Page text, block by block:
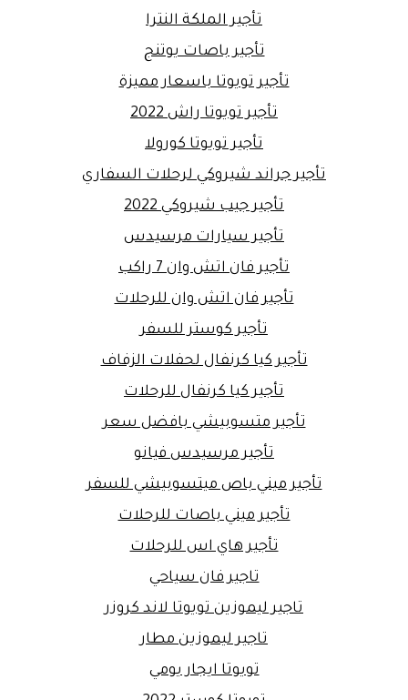
تأجير الملكة النترا
تأجير باصات يوتنج
تأجير تويوتا باسعار مميزة
تأجير تويوتا راش 2022
تأجير تويوتا كورولا
تأجير جراند شيروكي لرحلات السفاري
تأجير جيب شيروكي 2022
تأجير سيارات مرسيدس
تأجير فان اتش وان 7 راكب
تأجير فان اتش وان للرحلات
تأجير كوستر للسفر
تأجير كيا كرنفال لحفلات الزفاف
تأجير كيا كرنفال للرحلات
تأجير متسوبيشي بافضل سعر
تأجير مرسيدس فيانو
تأجير ميني باص ميتسوبيشي للسفر
تأجير ميني باصات للرحلات
تأجير هاي اس للرحلات
تاجير فان سياحي
تاجير ليموزين تويوتا لاند كروزر
تاجير ليموزين مطار
تويوتا ايجار يومي